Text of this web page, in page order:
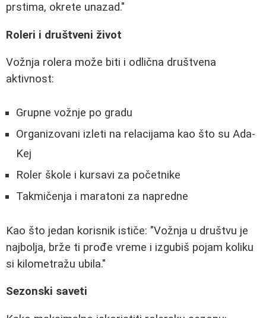
prstima, okrete unazad."
Roleri i društveni život
Vožnja rolera može biti i odlična društvena
aktivnost:
Grupne vožnje po gradu
Organizovani izleti na relacijama kao što su Ada-
Kej
Roler škole i kursavi za početnike
Takmičenja i maratoni za napredne
Kao što jedan korisnik ističe: "Vožnja u društvu je
najbolja, brže ti prođe vreme i izgubiš pojam koliku
si kilometražu ubila."
Sezonski saveti